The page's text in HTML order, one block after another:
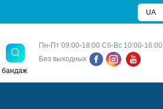
UA
Пн-Пт 09:00-18:00 Сб-Вс 10:00-16:00
Без выходных
бандаж